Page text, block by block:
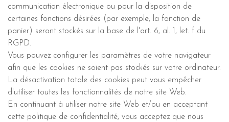
communication électronique ou pour la disposition de
certaines fonctions désirées (par exemple, la fonction de
panier) seront stockés sur la base de l'art. 6, al. 1, let. f du
RGPD.
Vous pouvez configurer les paramètres de votre navigateur
afin que les cookies ne soient pas stockés sur votre ordinateur.
La désactivation totale des cookies peut vous empêcher
d'utiliser toutes les fonctionnalités de notre site Web.
En continuant à utiliser notre site Web et/ou en acceptant
cette politique de confidentialité, vous acceptez que nous